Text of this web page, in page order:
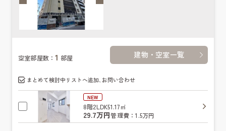
空室部屋数：1 部屋 建物・空室一覧
まとめて検討中リストへ追加､お問い合わせ
NEW
8階2LDK51.17㎡
29.7万円管理費：1.5万円